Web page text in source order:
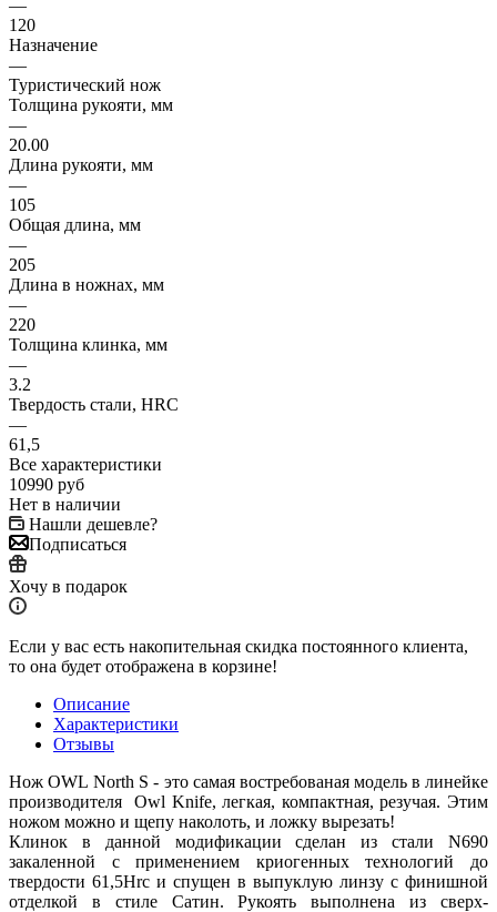
—
120
Назначение
—
Туристический нож
Толщина рукояти, мм
—
20.00
Длина рукояти, мм
—
105
Общая длина, мм
—
205
Длина в ножнах, мм
—
220
Толщина клинка, мм
—
3.2
Твердость стали, HRC
—
61,5
Все характеристики
10990 руб
Нет в наличии
Нашли дешевле?
Подписаться
Хочу в подарок
Если у вас есть накопительная скидка постоянного клиента,
то она будет отображена в корзине!
Описание
Характеристики
Отзывы
Нож OWL North S - это самая востребованая модель в линейке
производителя Owl Knife, легкая, компактная, резучая. Этим
ножом можно и щепу наколоть, и ложку вырезать!
Клинок в данной модификации сделан из стали N690
закаленной с применением криогенных технологий до
твердости 61,5Hrc и спущен в выпуклую линзу с финишной
отделкой в стиле Сатин. Рукоять выполнена из сверх-